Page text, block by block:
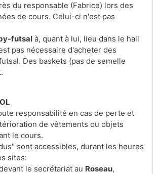
du responsable (Fabrice) lors des
de cours. Celui-ci n'est pas
futsal à, quant à lui, lieu dans le hall
pas nécessaire d'acheter des
Des baskets (pas de semelle
responsabilité en cas de perte et
de vêtements ou objets
le cours.
sont accessibles, durant les heures
sites:
le secrétariat au Roseau,